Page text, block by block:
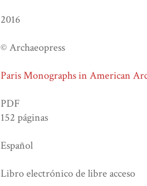
2016
© Archaeopress
Paris Monographs in American
PDF
152 páginas
Español
Libro electrónico de libre acceso